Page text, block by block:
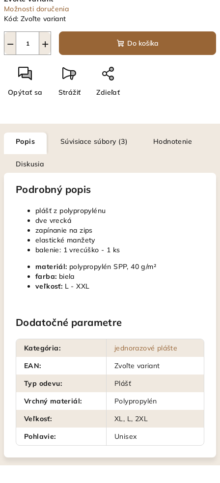
Možnosti doručenia
Kód: Zvoľte variant
+
− Do košíka
Opýtať sa Strážiť Zdieľať
Popis Súvisiace súbory (3) Hodnotenie
Diskusia
Podrobný popis
plášť z polypropylénu
dve vrecká
zapínanie na zips
elastické manžety
balenie: 1 vrecúško - 1 ks
materiál: polypropylén SPP, 40 g/m²
farba: biela
veľkosť: L - XXL
Dodatočné parametre
Kategória:
jednorazové plášte
EAN:
Zvoľte variant
Typ odevu:
Plášť
Vrchný materiál:
Polypropylén
Veľkosť:
XL, L, 2XL
Pohlavie: Unisex